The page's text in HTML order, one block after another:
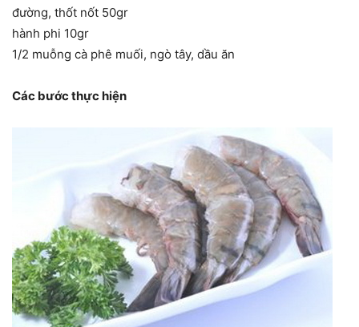
đường, thốt nốt 50gr
hành phi 10gr
1/2 muỗng cà phê muối, ngò tây, dầu ăn
Các bước thực hiện